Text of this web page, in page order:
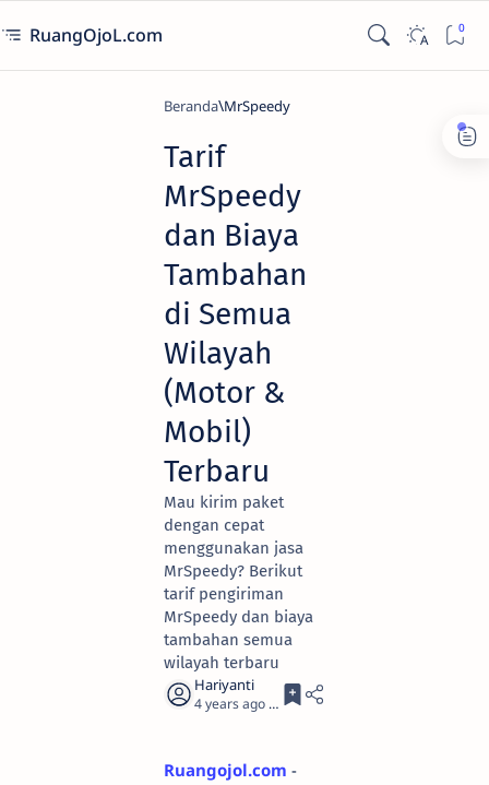
RuangOjoL.com
Beranda MrSpeedy
Tarif
MrSpeedy
dan Biaya
Tambahan
di Semua
Wilayah
(Motor &
Mobil)
Terbaru
Mau kirim paket
dengan cepat
menggunakan jasa
MrSpeedy? Berikut
tarif pengiriman
MrSpeedy dan biaya
tambahan semua
wilayah terbaru
4 years ago 3
Ruangojol.com -